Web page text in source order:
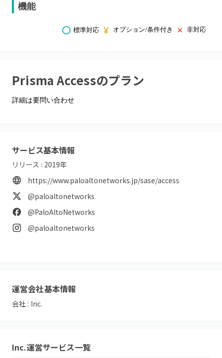
機能
標準対応 オプション/条件付き 非対応
Prisma Accessのプラン
詳細は要問い合わせ
サービス基本情報
リリース : 2019年
https://www.paloaltonetworks.jp/sase/access
@paloaltonetworks
@PaloAltoNetworks
@paloaltonetworks
運営会社基本情報
会社 : Inc.
Inc.運営サービス一覧